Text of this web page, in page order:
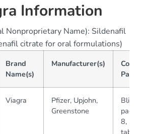
Information
Nonproprietary Name): Sildenafil
citrate for oral formulations)
Brand
Name(s)
Manufacturer(s)
Viagra
Pfizer, Upjohn,
Greenstone
Blister
packs
8, 12